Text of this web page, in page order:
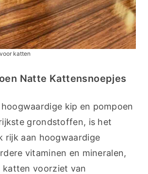
katten
Natte Kattensnoepjes
kip en pompoen
grondstoffen, is het
rijk aan hoogwaardige
vitaminen en mineralen,
voorziet van